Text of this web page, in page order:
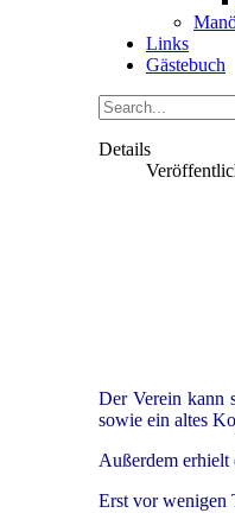
Links
Gästebuch
Details
Der Verein kann
sowie ein altes
Außerdem
Erst vor wenigen